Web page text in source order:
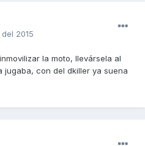
2015
la moto, llevársela al
jugaba, con del dkiller ya suena